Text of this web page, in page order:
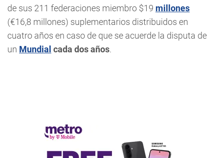
de sus 211 federaciones miembro $19 millones
(€16,8 millones) suplementarios distribuidos en
cuatro años en caso de que se acuerde la disputa de
un Mundial cada dos años.